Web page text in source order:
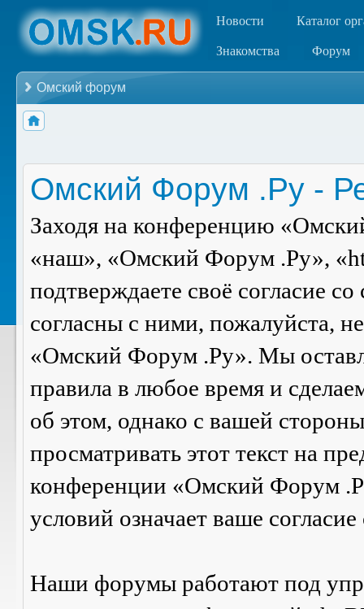
Новости Каталог
Знакомства Форум
Омский форум
Омский Форум .Ру -
Заходя на конференцию
«наш», «Омский Форум .Ру»,
подтверждаете своё согласие
согласны с ними, пожалуйста,
«Омский Форум .Ру». Мы
правила в любое время и
об этом, однако с вашей
просматривать этот текст на
конференции «Омский Форум
условий означает ваше
Наши форумы работают под